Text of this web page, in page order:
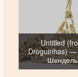
Untitled
Droguinhas)
Шендель